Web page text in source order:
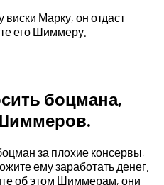
виски Марку, он отдаст
его Шиммеру.
боцмана,
за плохие консервы,
ему заработать денег.
об этом Шиммерам, они